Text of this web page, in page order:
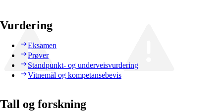
Vurdering
Eksamen
Prøver
Standpunkt- og underveisvurdering
Vitnemål og kompetansebevis
Tall og forskning